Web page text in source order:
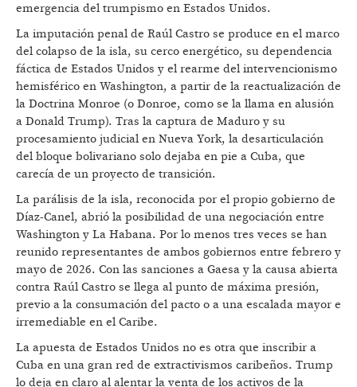
emergencia del trumpismo en Estados Unidos.
La imputación penal de Raúl Castro se produce en el marco
del colapso de la isla, su cerco energético, su dependencia
fáctica de Estados Unidos y el rearme del intervencionismo
hemisférico en Washington, a partir de la reactualización de
la Doctrina Monroe (o Donroe, como se la llama en alusión
a Donald Trump). Tras la captura de Maduro y su
procesamiento judicial en Nueva York, la desarticulación
del bloque bolivariano solo dejaba en pie a Cuba, que
carecía de un proyecto de transición.
La parálisis de la isla, reconocida por el propio gobierno de
Díaz-Canel, abrió la posibilidad de una negociación entre
Washington y La Habana. Por lo menos tres veces se han
reunido representantes de ambos gobiernos entre febrero y
mayo de 2026. Con las sanciones a Gaesa y la causa abierta
contra Raúl Castro se llega al punto de máxima presión,
previo a la consumación del pacto o a una escalada mayor e
irremediable en el Caribe.
La apuesta de Estados Unidos no es otra que inscribir a
Cuba en una gran red de extractivismos caribeños. Trump
lo deja en claro al alentar la venta de los activos de la